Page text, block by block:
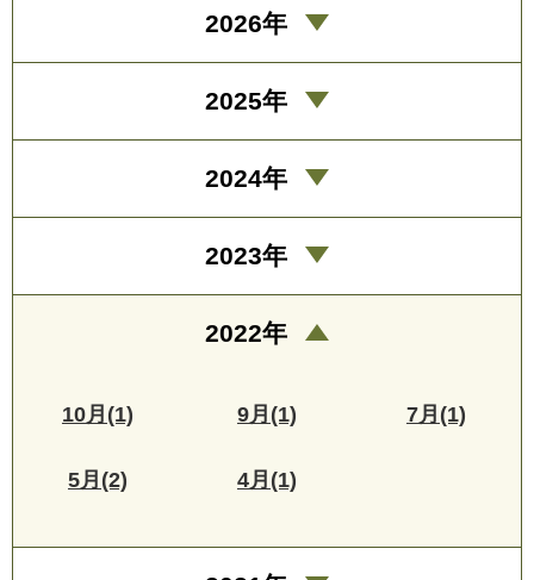
2026年
2025年
2024年
2023年
2022年
10月(1) 9月(1) 7月(1)
5月(2) 4月(1)